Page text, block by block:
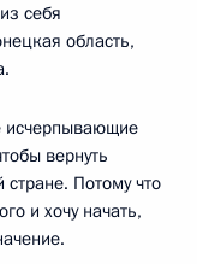
себя
область,
исчерпывающие
вернуть
стране. Потому что
и хочу начать,